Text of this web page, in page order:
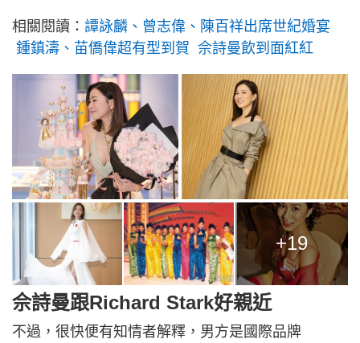
相關閱讀： 譚詠麟、曾志偉、陳百祥出席世紀婚宴
鍾鎮濤、苗僑偉超有型到賀 佘詩曼飲到面紅紅
+19
佘詩曼跟Richard Stark好親近
不過，很快便有知情者解釋，男方是國際品牌